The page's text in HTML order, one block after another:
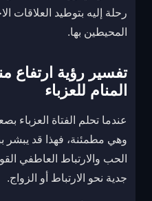
رحلة إليه بتوطيد العلاقات
المحيطين بها.
تفسير رؤية ارتفاع
المنام للعزباء
عندما تحلم الفتاة العزباء
وهي مطمئنة، فهذا قد يبشر
الحب والارتباط العاطفي
جدية نحو الارتباط أو الزواج.